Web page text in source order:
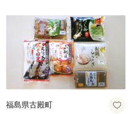
福島県古殿町